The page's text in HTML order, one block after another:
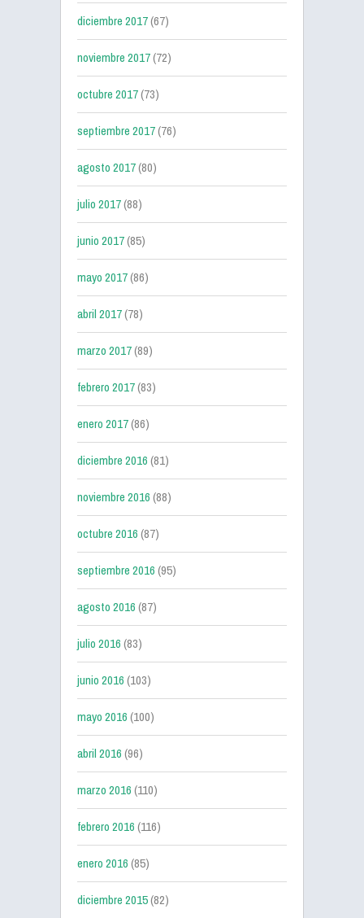
diciembre 2017(67)
noviembre 2017(72)
octubre 2017(73)
septiembre 2017(76)
agosto 2017(80)
julio 2017(88)
junio 2017(85)
mayo 2017(86)
abril 2017(78)
marzo 2017(89)
febrero 2017(83)
enero 2017(86)
diciembre 2016(81)
noviembre 2016(88)
octubre 2016(87)
septiembre 2016(95)
agosto 2016(87)
julio 2016(83)
junio 2016(103)
mayo 2016(100)
abril 2016(96)
marzo 2016(110)
febrero 2016(116)
enero 2016(85)
diciembre 2015(82)